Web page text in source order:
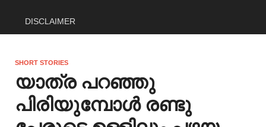
DISCLAIMER
SHORT STORIES
യാത്ര പറഞ്ഞു
പിരിയുമ്പോൾ രണ്ടു